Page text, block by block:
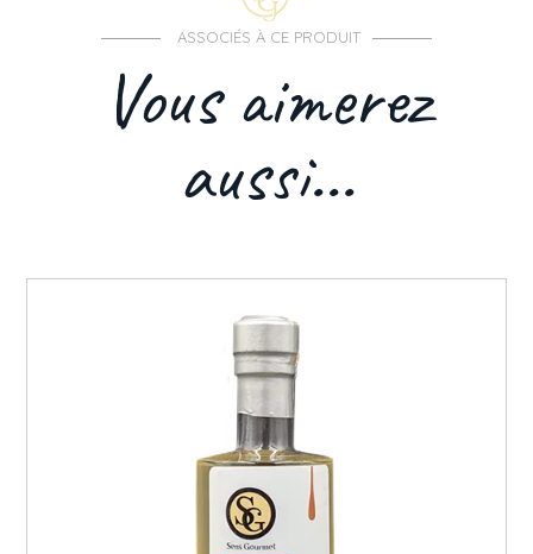
ASSOCIÉS À CE PRODUIT
Vous aimerez
aussi...